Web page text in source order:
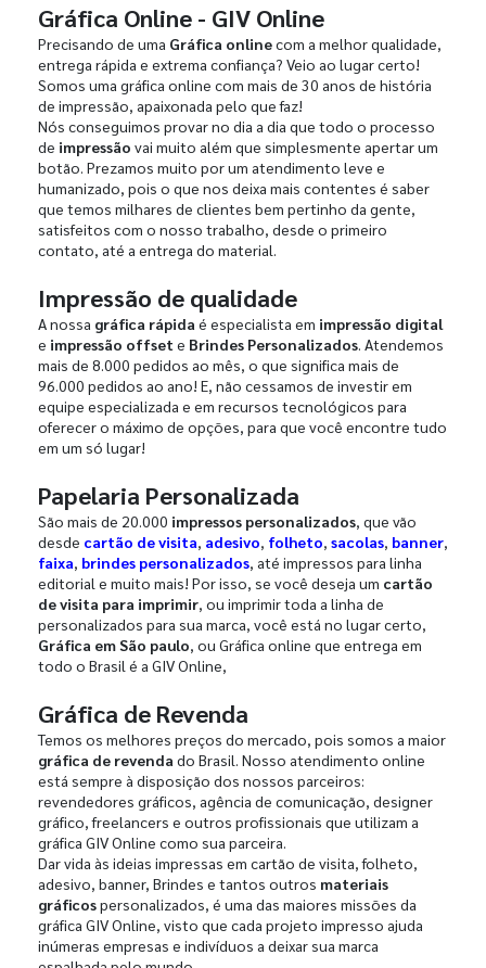
Gráfica Online - GIV Online
Precisando de uma Gráfica onlinecom a melhor qualidade,
entrega rápida e extrema confiança? Veio ao lugar certo!
Somos uma gráfica online com mais de 30 anos de história
de impressão, apaixonada pelo que faz!
Nós conseguimos provar no dia a dia que todo o processo
de impressão vai muito além que simplesmente apertar um
botão. Prezamos muito por um atendimento leve e
humanizado, pois o que nos deixa mais contentes é saber
que temos milhares de clientes bem pertinho da gente,
satisfeitos com o nosso trabalho, desde o primeiro
contato, até a entrega do material.
Impressão de qualidade
A nossa gráfica rápida é especialista em impressão digital
e impressão offset e Brindes Personalizados. Atendemos
mais de 8.000 pedidos ao mês, o que significa mais de
96.000 pedidos ao ano! E, não cessamos de investir em
equipe especializada e em recursos tecnológicos para
oferecer o máximo de opções, para que você encontre tudo
em um só lugar!
Papelaria Personalizada
São mais de 20.000 impressos personalizados, que vão
desde cartão de visita, adesivo, folheto, sacolas, banner,
faixa, brindes personalizados, até impressos para linha
editorial e muito mais! Por isso, se você deseja um cartão
de visita para imprimir, ou imprimir toda a linha de
personalizados para sua marca, você está no lugar certo,
Gráfica em São paulo, ou Gráfica online que entrega em
todo o Brasil é a GIV Online,
Gráfica de Revenda
Temos os melhores preços do mercado, pois somos a maior
gráfica de revenda do Brasil. Nosso atendimento online
está sempre à disposição dos nossos parceiros:
revendedores gráficos, agência de comunicação, designer
gráfico, freelancers e outros profissionais que utilizam a
gráfica GIV Online como sua parceira.
Dar vida às ideias impressas em cartão de visita, folheto,
adesivo, banner, Brindes e tantos outros materiais
gráficospersonalizados, é uma das maiores missões da
gráfica GIV Online, visto que cada projeto impresso ajuda
inúmeras empresas e indivíduos a deixar sua marca